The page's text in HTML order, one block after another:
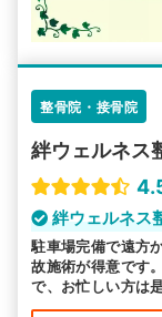
整骨院・接骨院
絆ウェルネス
絆ウェルネス
駐車場完備で遠方
故施術が得意です
で、お忙しい方は